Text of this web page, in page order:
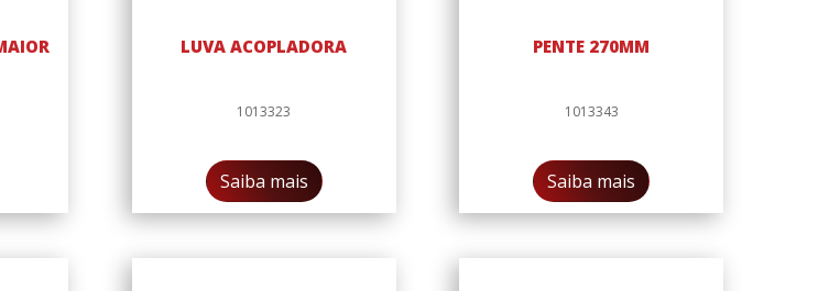
LUVA ACOPLADORA
1013323
Saiba mais
PENTE 270MM
1013343
Saiba mais